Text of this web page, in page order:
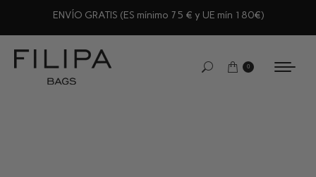
ENVÍO GRATIS (ES mínimo 75 € y UE mín 180€)
0